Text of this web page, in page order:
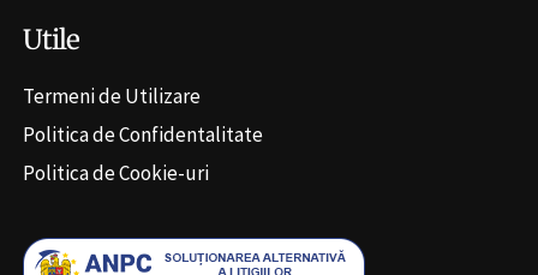
Utile
Termeni de Utilizare
Politica de Confidentalitate
Politica de Cookie-uri